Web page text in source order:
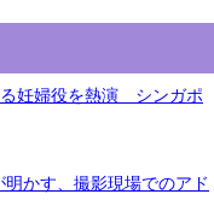
妊婦役を熱演 シンガポ
明かす、撮影現場でのアド